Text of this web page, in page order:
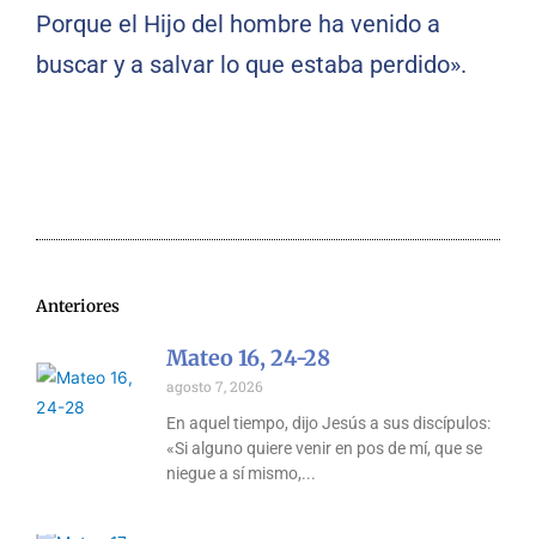
Porque el Hijo del hombre ha venido a
buscar y a salvar lo que estaba perdido».
Anteriores
Mateo 16, 24-28
agosto 7, 2026
En aquel tiempo, dijo Jesús a sus discípulos:
«Si alguno quiere venir en pos de mí, que se
niegue a sí mismo,